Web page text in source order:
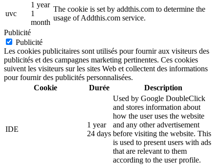
uvc
1 year
1
month
The cookie is set by addthis.com to determine the
usage of Addthis.com service.
Publicité
Publicité
Les cookies publicitaires sont utilisés pour fournir aux visiteurs des
publicités et des campagnes marketing pertinentes. Ces cookies
suivent les visiteurs sur les sites Web et collectent des informations
pour fournir des publicités personnalisées.
Cookie
Durée Description
IDE
1 year
24 days
Used by Google DoubleClick
and stores information about
how the user uses the website
and any other advertisement
before visiting the website. This
is used to present users with ads
that are relevant to them
according to the user profile.